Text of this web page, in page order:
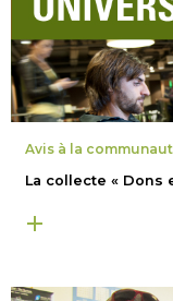
Avis à la
La collecte « Dons